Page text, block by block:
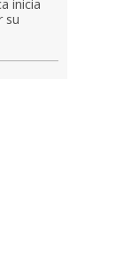
inicia
su